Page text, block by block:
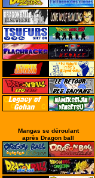
Mangas se déroulant
après Dragon ball